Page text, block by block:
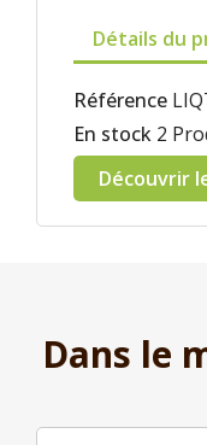
Détails du
Référence
En stock 2
Découvrir
Dans le